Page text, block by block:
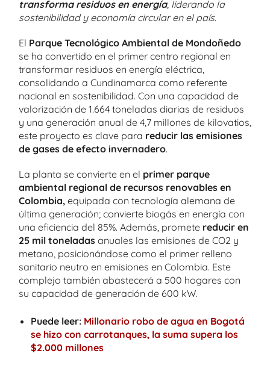
transforma residuos en energía, liderando la
sostenibilidad y economía circular en el país.
El Parque Tecnológico Ambiental de Mondoñedo
se ha convertido en el primer centro regional en
transformar residuos en energía eléctrica,
consolidando a Cundinamarca como referente
nacional en sostenibilidad. Con una capacidad de
valorización de 1.664 toneladas diarias de residuos
y una generación anual de 4,7 millones de kilovatios,
este proyecto es clave para reducir las emisiones
de gases de efecto invernadero.
La planta se convierte en el primer parque
ambiental regional de recursos renovables en
Colombia, equipada con tecnología alemana de
última generación; convierte biogás en energía con
una eficiencia del 85%. Además, promete reducir en
25 mil toneladas anuales las emisiones de CO2 y
metano, posicionándose como el primer relleno
sanitario neutro en emisiones en Colombia. Este
complejo también abastecerá a 500 hogares con
su capacidad de generación de 600 kW.
Puede leer: Millonario robo de agua en Bogotá
se hizo con carrotanques, la suma supera los
$2.000 millones